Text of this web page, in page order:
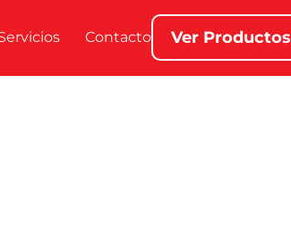
Contacto Ver Productos